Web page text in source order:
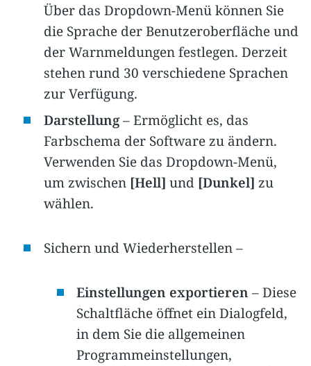
Über das Dropdown-Menü können Sie
die Sprache der Benutzeroberfläche und
der Warnmeldungen festlegen. Derzeit
stehen rund 30 verschiedene Sprachen
zur Verfügung.
Darstellung– Ermöglicht es, das
Farbschema der Software zu ändern.
Verwenden Sie das Dropdown-Menü,
um zwischen [Hell] und [Dunkel] zu
wählen.
Sichern und Wiederherstellen –
Einstellungen exportieren – Diese
Schaltfläche öffnet ein Dialogfeld,
in dem Sie die allgemeinen
Programmeinstellungen,